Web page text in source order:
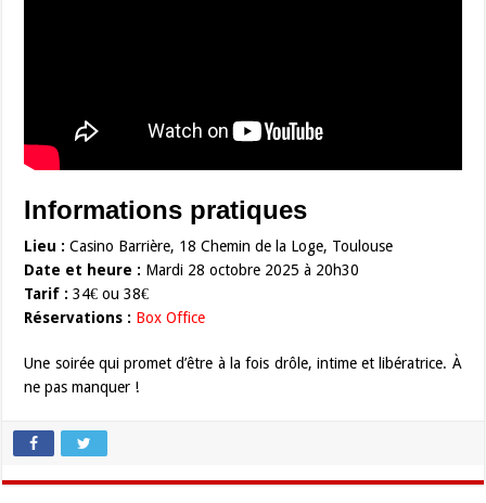
Informations pratiques
Lieu : Casino Barrière, 18 Chemin de la Loge, Toulouse
Date et heure : Mardi 28 octobre 2025 à 20h30
Tarif : 34€ ou 38€
Réservations : Box Office
Une soirée qui promet d’être à la fois drôle, intime et libératrice. À
ne pas manquer !